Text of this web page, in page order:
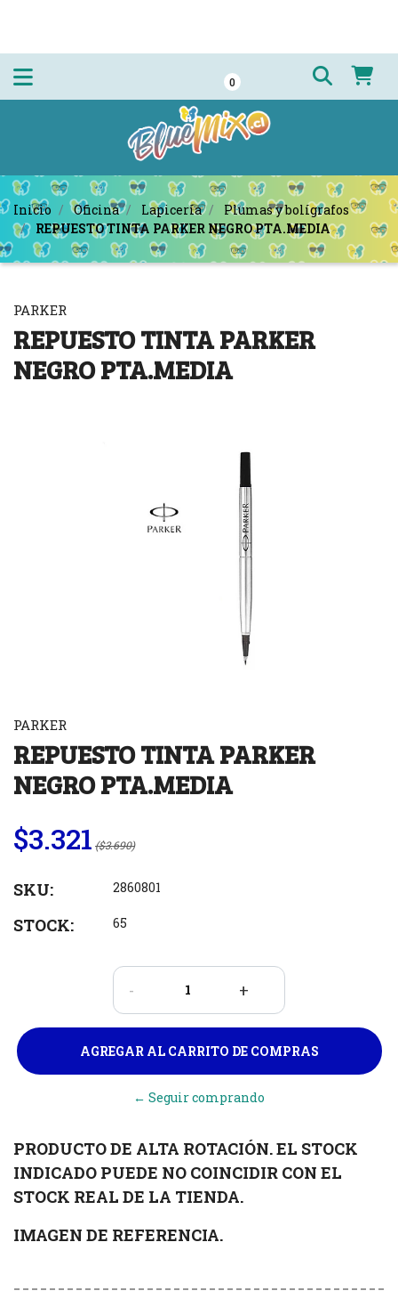
0
Inicio Oficina Lapicería
Plumas y bolígrafos
REPUESTO TINTA PARKER NEGRO PTA.MEDIA
PARKER
REPUESTO TINTA PARKER
NEGRO PTA.MEDIA
PARKER
REPUESTO TINTA PARKER
NEGRO PTA.MEDIA
$3.321 ($3.690)
SKU: 2860801
STOCK: 65
- +
← Seguir comprando
PRODUCTO DE ALTA ROTACIÓN. EL STOCK
INDICADO PUEDE NO COINCIDIR CON EL
STOCK REAL DE LA TIENDA.
IMAGEN DE REFERENCIA.